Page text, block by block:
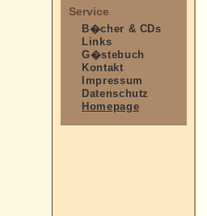
Service
B�cher & CDs
Links
G�stebuch
Kontakt
Impressum
Datenschutz
Homepage